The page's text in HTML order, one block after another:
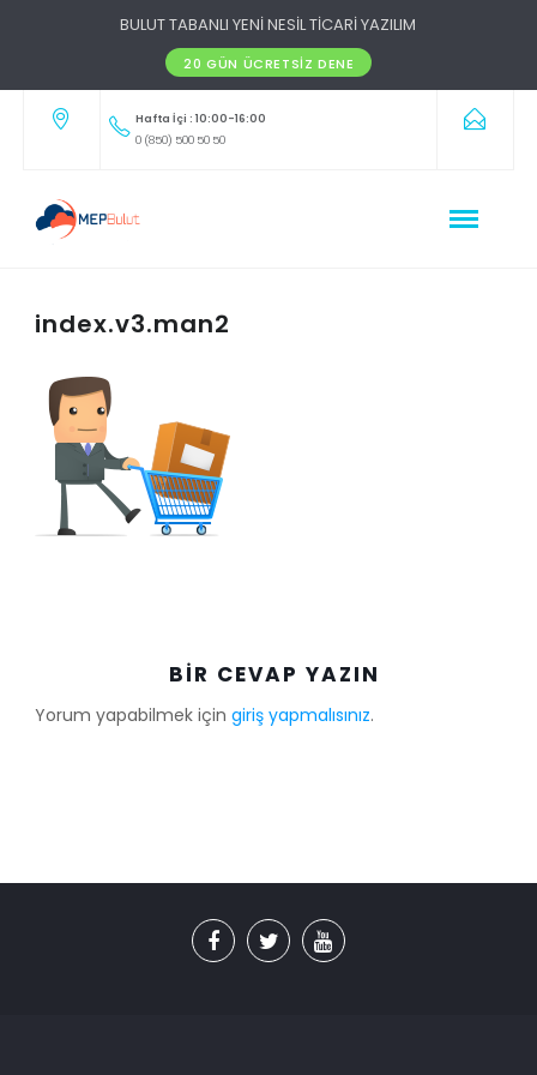
BULUT TABANLI YENİ NESİL TİCARİ YAZILIM
20 GÜN ÜCRETSIZ DENE
Hafta İçi : 10:00-16:00
0 (850) 500 50 50
index.v3.man2
BIR CEVAP YAZIN
Yorum yapabilmek için giriş yapmalısınız.